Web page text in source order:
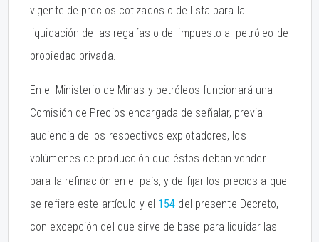
vigente de precios cotizados o de lista para la
liquidación de las regalías o del impuesto al petróleo de
propiedad privada.
En el Ministerio de Minas y petróleos funcionará una
Comisión de Precios encargada de señalar, previa
audiencia de los respectivos explotadores, los
volúmenes de producción que éstos deban vender
para la refinación en el país, y de fijar los precios a que
se refiere este artículo y el 154 del presente Decreto,
con excepción del que sirve de base para liquidar las